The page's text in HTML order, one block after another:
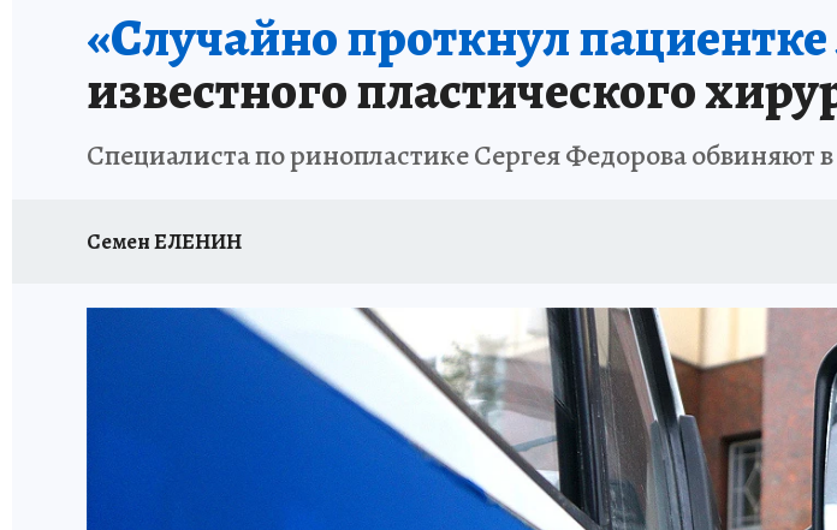
«Случайно проткнул пациентке
известного пластического
Специалиста по ринопластике Сергея Федорова обвиняют
Семен ЕЛЕНИН